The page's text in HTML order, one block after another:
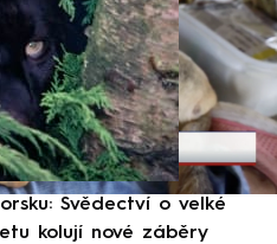
Svědectví o velké
kolují nové záběry